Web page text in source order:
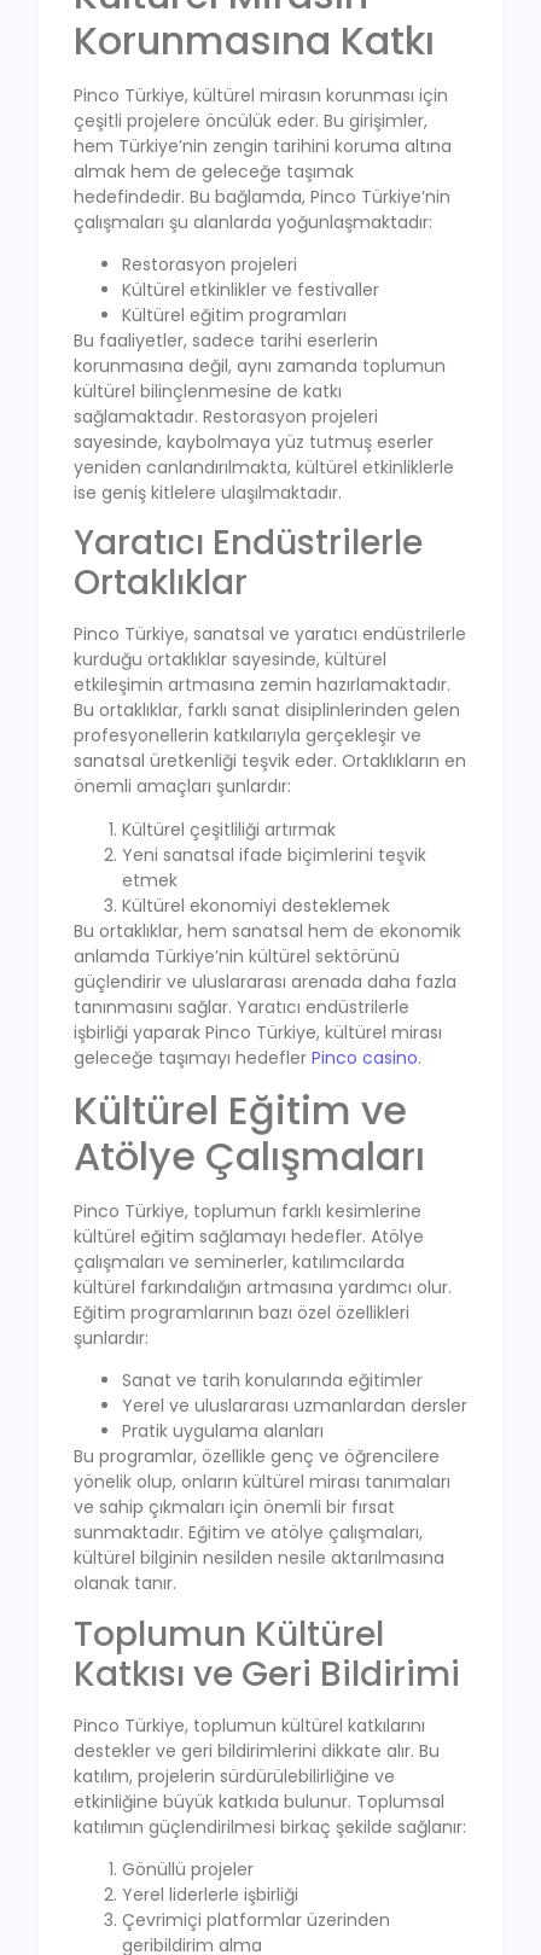
Korunmasına Katkı
Pinco Türkiye, kültürel mirasın korunması için
çeşitli projelere öncülük eder. Bu girişimler,
hem Türkiye’nin zengin tarihini koruma altına
almak hem de geleceğe taşımak
hedefindedir. Bu bağlamda, Pinco Türkiye’nin
çalışmaları şu alanlarda yoğunlaşmaktadır:
Restorasyon projeleri
Kültürel etkinlikler ve festivaller
Kültürel eğitim programları
Bu faaliyetler, sadece tarihi eserlerin
korunmasına değil, aynı zamanda toplumun
kültürel bilinçlenmesine de katkı
sağlamaktadır. Restorasyon projeleri
sayesinde, kaybolmaya yüz tutmuş eserler
yeniden canlandırılmakta, kültürel etkinliklerle
ise geniş kitlelere ulaşılmaktadır.
Yaratıcı Endüstrilerle
Ortaklıklar
Pinco Türkiye, sanatsal ve yaratıcı endüstrilerle
kurduğu ortaklıklar sayesinde, kültürel
etkileşimin artmasına zemin hazırlamaktadır.
Bu ortaklıklar, farklı sanat disiplinlerinden gelen
profesyonellerin katkılarıyla gerçekleşir ve
sanatsal üretkenliği teşvik eder. Ortaklıkların en
önemli amaçları şunlardır:
Kültürel çeşitliliği artırmak
Yeni sanatsal ifade biçimlerini teşvik
etmek
Kültürel ekonomiyi desteklemek
Bu ortaklıklar, hem sanatsal hem de ekonomik
anlamda Türkiye’nin kültürel sektörünü
güçlendirir ve uluslararası arenada daha fazla
tanınmasını sağlar. Yaratıcı endüstrilerle
işbirliği yaparak Pinco Türkiye, kültürel mirası
geleceğe taşımayı hedefler Pinco casino.
Kültürel Eğitim ve
Atölye Çalışmaları
Pinco Türkiye, toplumun farklı kesimlerine
kültürel eğitim sağlamayı hedefler. Atölye
çalışmaları ve seminerler, katılımcılarda
kültürel farkındalığın artmasına yardımcı olur.
Eğitim programlarının bazı özel özellikleri
şunlardır:
Sanat ve tarih konularında eğitimler
Yerel ve uluslararası uzmanlardan dersler
Pratik uygulama alanları
Bu programlar, özellikle genç ve öğrencilere
yönelik olup, onların kültürel mirası tanımaları
ve sahip çıkmaları için önemli bir fırsat
sunmaktadır. Eğitim ve atölye çalışmaları,
kültürel bilginin nesilden nesile aktarılmasına
olanak tanır.
Toplumun Kültürel
Katkısı ve Geri Bildirimi
Pinco Türkiye, toplumun kültürel katkılarını
destekler ve geri bildirimlerini dikkate alır. Bu
katılım, projelerin sürdürülebilirliğine ve
etkinliğine büyük katkıda bulunur. Toplumsal
katılımın güçlendirilmesi birkaç şekilde sağlanır:
Gönüllü projeler
Yerel liderlerle işbirliği
Çevrimiçi platformlar üzerinden
geribildirim alma